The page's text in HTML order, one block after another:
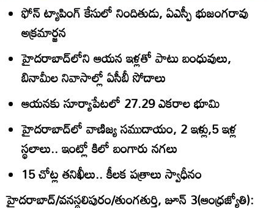
ఫోన్‌ ట్యాపింగ్‌ కేసులో నిందితుడు, ఏఎస్పీ భుజంగరావు
అక్రమార్జన
హైదరాబాద్‌లోని ఆయన ఇళ్లతో పాటు బంధువులు,
బినామీల నివాసాల్లో ఏసీబీ సోదాలు
ఆయనకు సూర్యాపేటలో 27.29 ఎకరాల భూమి
హైదరాబాద్‌లో వాణిజ్య సముదాయం, 2 ఇళ్లు,5 ఇళ్ల
స్థలాలు.. ఇంట్లో కిలో బంగారు నగలు
15 చోట్ల తనిఖీలు.. కీలక పత్రాలు స్వాధీనం
హైదరాబాద్‌/వనస్థలిపురం/తుంగతుర్తి, జూన్‌ 3(ఆంధ్రజ్యోతి):